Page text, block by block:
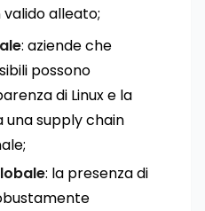
valido alleato;
: aziende che
possono
di Linux e la
supply chain
: la presenza di